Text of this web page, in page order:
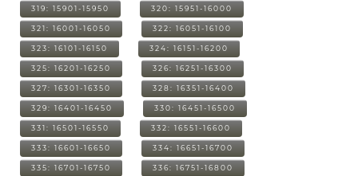
319: 15901-15950 320: 15951-16000
321: 16001-16050 322: 16051-16100
323: 16101-16150 324: 16151-16200
325: 16201-16250 326: 16251-16300
327: 16301-16350 328: 16351-16400
329: 16401-16450 330: 16451-16500
331: 16501-16550 332: 16551-16600
333: 16601-16650 334: 16651-16700
335: 16701-16750 336: 16751-16800